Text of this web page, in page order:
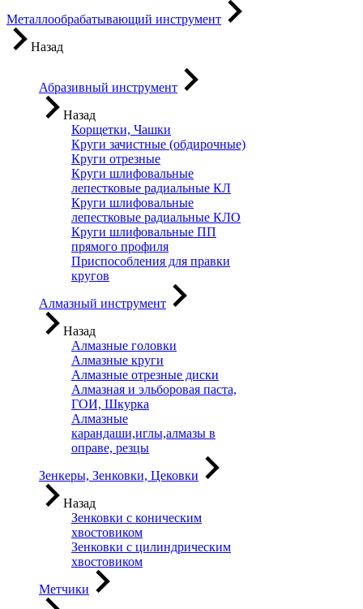
Металлообрабатывающий инструмент
Назад
Абразивный инструмент
Назад
Корщетки, Чашки
Круги зачистные (обдирочные)
Круги отрезные
Круги шлифовальные
лепестковые радиальные КЛ
Круги шлифовальные
лепестковые радиальные КЛО
Круги шлифовальные ПП
прямого профиля
Приспособления для правки
кругов
Алмазный инструмент
Назад
Алмазные головки
Алмазные круги
Алмазные отрезные диски
Алмазная и эльборовая паста,
ГОИ, Шкурка
Алмазные
карандаши,иглы,алмазы в
оправе, резцы
Зенкеры, Зенковки, Цековки
Назад
Зенковки с коническим
хвостовиком
Зенковки с цилиндрическим
хвостовиком
Метчики